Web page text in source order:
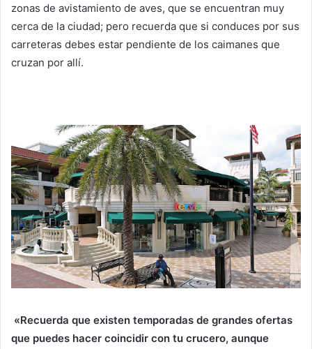
zonas de avistamiento de aves, que se encuentran muy
cerca de la ciudad; pero recuerda que si conduces por sus
carreteras debes estar pendiente de los caimanes que
cruzan por allí.
«Recuerda que existen temporadas de grandes ofertas
que puedes hacer coincidir con tu crucero, aunque